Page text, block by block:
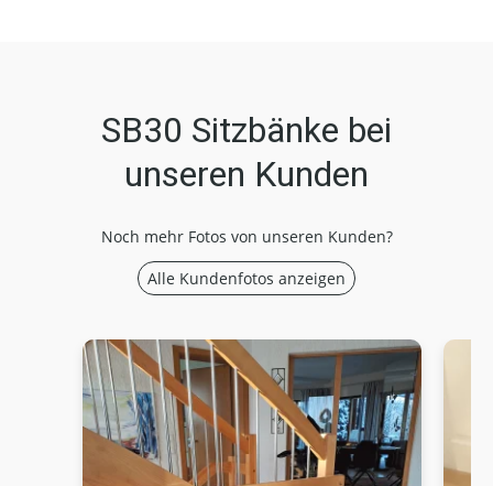
SB30 Sitzbänke bei
unseren Kunden
Noch mehr Fotos von unseren Kunden?
Alle Kundenfotos anzeigen